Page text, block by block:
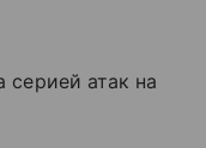
серией атак на